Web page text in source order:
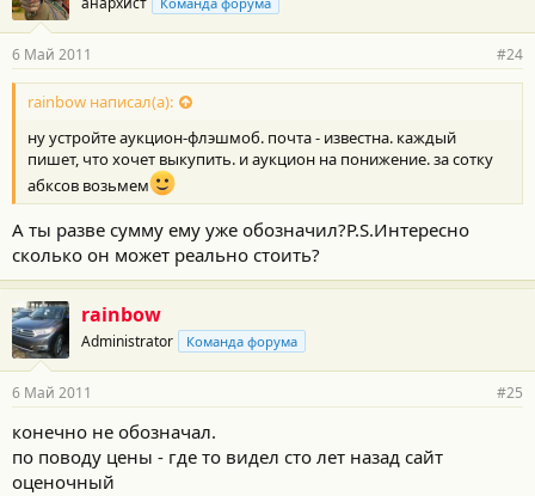
6 Май 2011 #24
rainbow написал(а):
ну устройте аукцион-флэшмоб. почта - известна. каждый
пишет, что хочет выкупить. и аукцион на понижение. за сотку
абксов возьмем
А ты разве сумму ему уже обозначил?P.S.Интересно
сколько он может реально стоить?
rainbow
Administrator Команда форума
6 Май 2011 #25
конечно не обозначал.
по поводу цены - где то видел сто лет назад сайт
оценочный